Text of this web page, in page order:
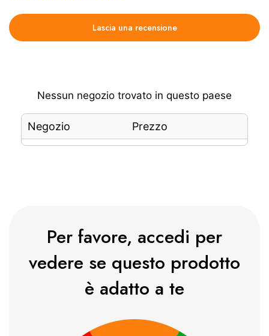
Lascia una recensione
Nessun negozio trovato in questo paese
Negozio Prezzo
Per favore, accedi per
vedere se questo prodotto
è adatto a te